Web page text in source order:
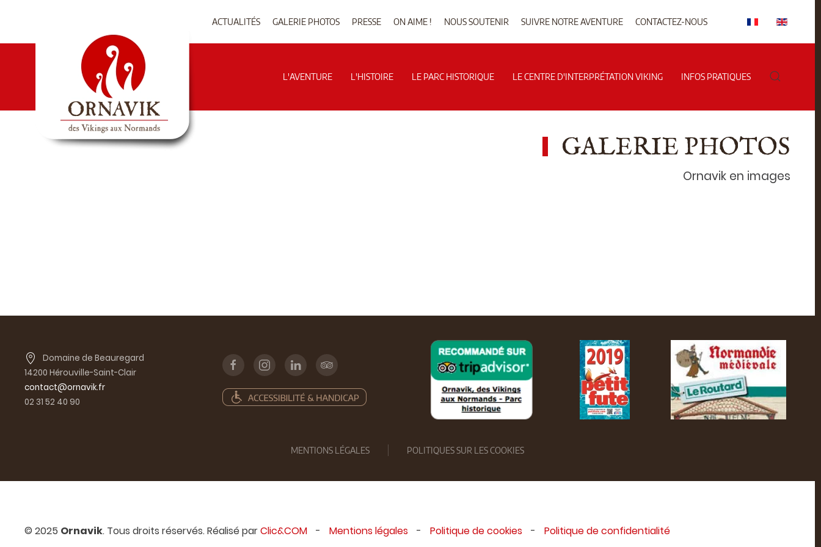
ACTUALITÉS GALERIE PHOTOS PRESSE ON AIME ! NOUS SOUTENIR SUIVRE NOTRE AVENTURE CONTACTEZ-NOUS
L'AVENTURE L'HISTOIRE LE PARC HISTORIQUE LE CENTRE D'INTERPRÉTATION VIKING INFOS PRATIQUES
GALERIE PHOTOS
Ornavik en images
Domaine de Beauregard
14200 Hérouville-Saint-Clair
contact@ornavik.fr
02 31 52 40 90
MENTIONS LÉGALES POLITIQUES SUR LES COOKIES
© 2025 Ornavik. Tous droits réservés. Réalisé parClic&COM - Mentions légales - Politique de cookies - Politique de confidentialité